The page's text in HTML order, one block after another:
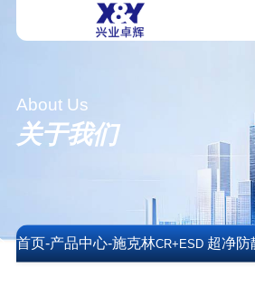
About Us
关于我们
首页-产品中心-施克林CR+ESD超净防